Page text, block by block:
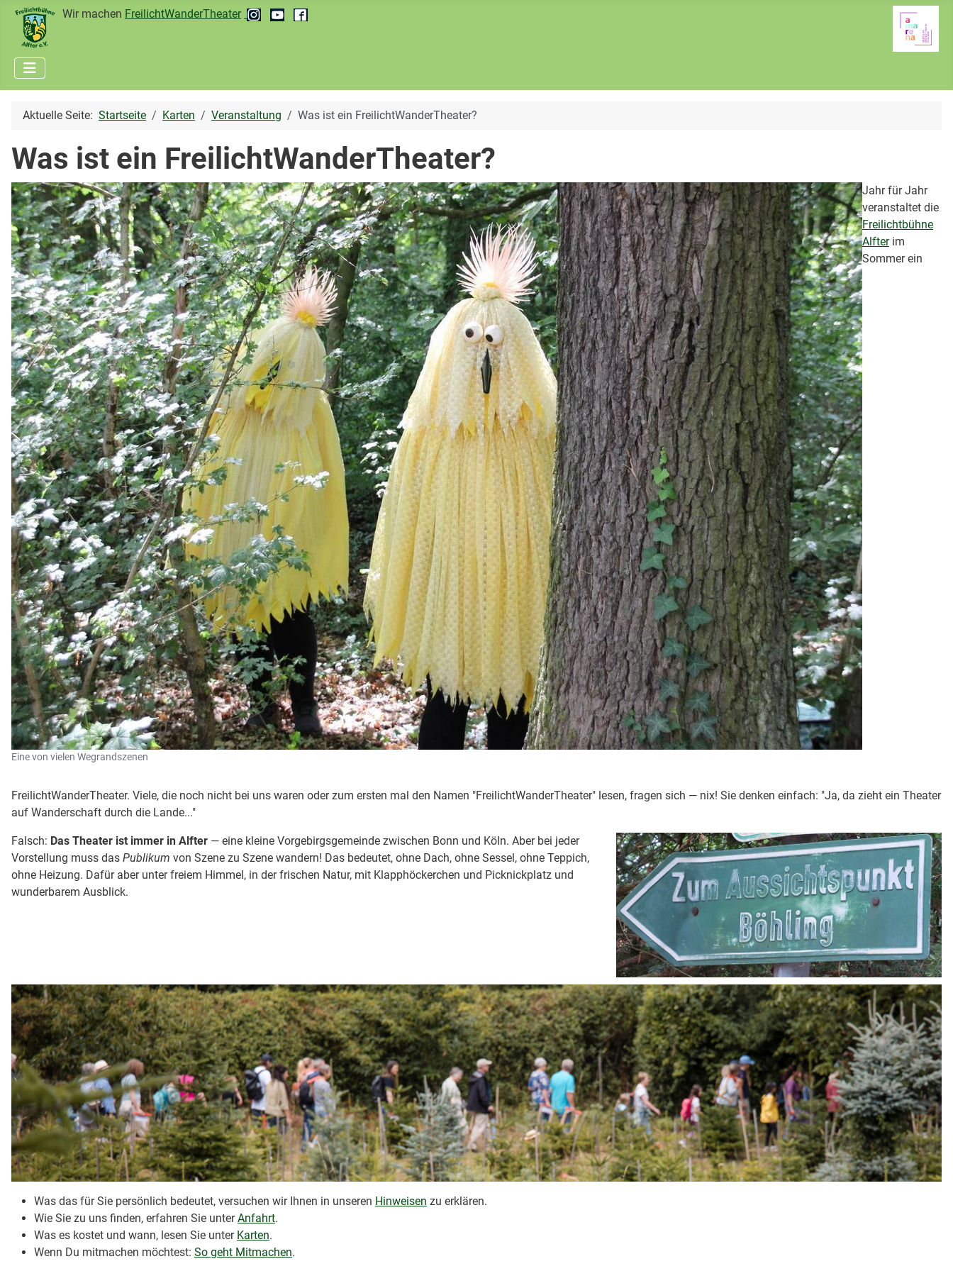
Wir machen FreilichtWanderTheater
Aktuelle Seite: Startseite Karten Veranstaltung Was ist ein FreilichtWanderTheater?
Was ist ein FreilichtWanderTheater?
Eine von vielen Wegrandszenen
Jahr für Jahr
veranstaltet die
Freilichtbühne
Alfterim
Sommer ein
FreilichtWanderTheater. Viele, die noch nicht bei uns waren oder zum ersten mal den Namen "FreilichtWanderTheater" lesen, fragen sich — nix! Sie denken einfach: "Ja, da zieht ein Theater
auf Wanderschaft durch die Lande..."
Falsch: Das Theater ist immer in Alfter — eine kleine Vorgebirgsgemeinde zwischen Bonn und Köln. Aber bei jeder
Vorstellung muss das Publikum von Szene zu Szene wandern! Das bedeutet, ohne Dach, ohne Sessel, ohne Teppich,
ohne Heizung. Dafür aber unter freiem Himmel, in der frischen Natur, mit Klapphöckerchen und Picknickplatz und
wunderbarem Ausblick.
Was das für Sie persönlich bedeutet, versuchen wir Ihnen in unseren Hinweisen zu erklären.
Wie Sie zu uns finden, erfahren Sie unterAnfahrt.
Was es kostet und wann, lesen Sie unter Karten.
Wenn Du mitmachen möchtest: So geht Mitmachen.